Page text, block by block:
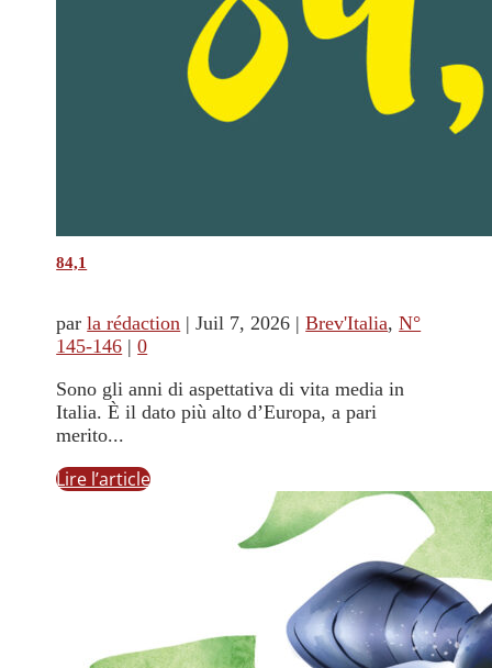
84,1
parla rédaction |Juil 7, 2026 |Brev'Italia,N°
145-146 |0
Sono gli anni di aspettativa di vita media in
Italia. È il dato più alto d’Europa, a pari
merito...
Lire l’article